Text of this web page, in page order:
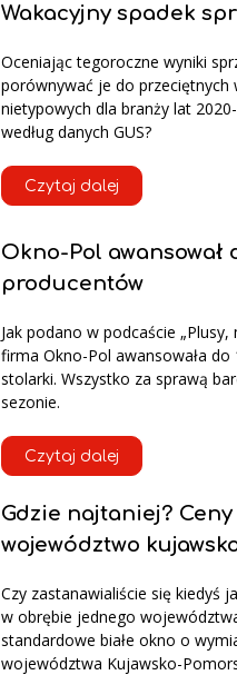
Wakacyjny spadek
Oceniając tegoroczne wyniki
porównywać je do przeciętnych
nietypowych dla branży lat
według danych GUS?
Czytaj dalej
Okno-Pol awansował
producentów
Jak podano w podcaście
firma Okno-Pol awansowała
stolarki. Wszystko za sprawą
sezonie.
Czytaj dalej
Gdzie najtaniej?
województwo
Czy zastanawialiście się kiedyś
w obrębie jednego
standardowe białe okno o
województwa Kujawsko-